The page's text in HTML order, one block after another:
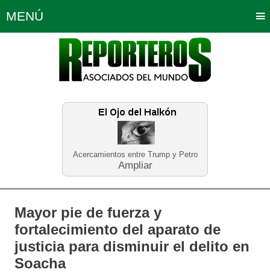
Acercamientos entre Trump y Petro
Ampliar
MENÚ
Política Opinión Bogotá
Planeta Tierra Deportes
Educación Neira
Mayor pie de fuerza y
fortalecimiento del aparato de
justicia para disminuir el delito en
Soacha